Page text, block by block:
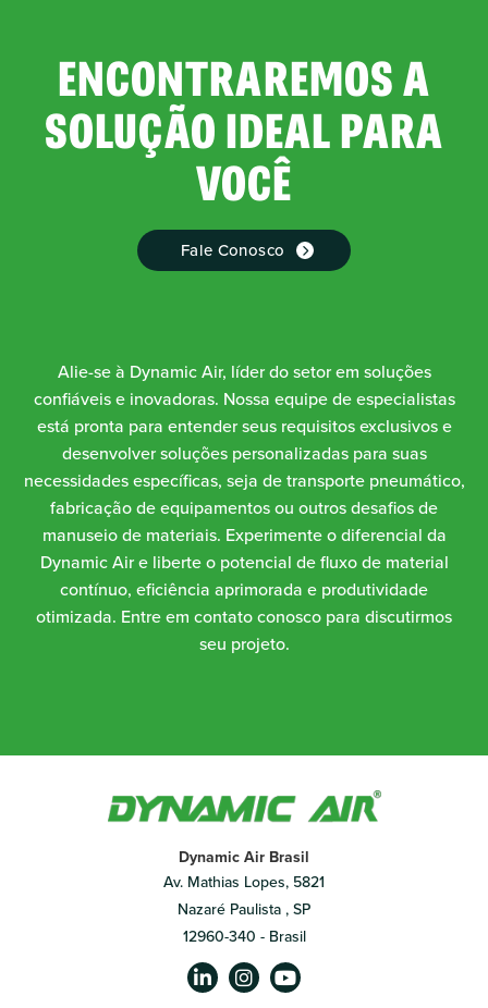
ENCONTRAREMOS A
SOLUÇÃO IDEAL PARA
VOCÊ
Fale Conosco
Alie-se à Dynamic Air, líder do setor em soluções
confiáveis e inovadoras. Nossa equipe de especialistas
está pronta para entender seus requisitos exclusivos e
desenvolver soluções personalizadas para suas
necessidades específicas, seja de transporte pneumático,
fabricação de equipamentos ou outros desafios de
manuseio de materiais. Experimente o diferencial da
Dynamic Air e liberte o potencial de fluxo de material
contínuo, eficiência aprimorada e produtividade
otimizada. Entre em contato conosco para discutirmos
seu projeto.
Dynamic Air Brasil
Av. Mathias Lopes, 5821
Nazaré Paulista , SP
12960-340 - Brasil